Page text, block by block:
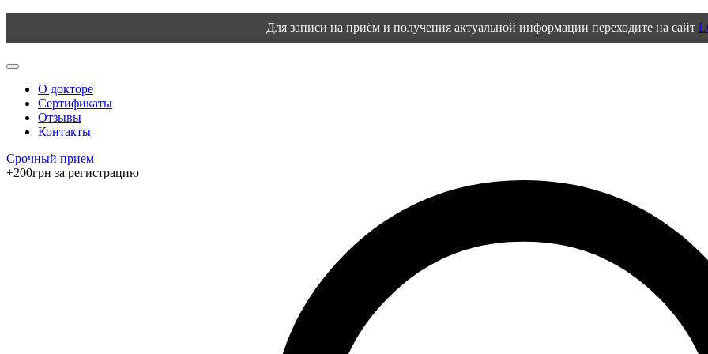
Для записи на приём и получения актуальной информации переходите на сайт
О докторе
Сертификаты
Отзывы
Контакты
Срочный прием
+200грн за регистрацию